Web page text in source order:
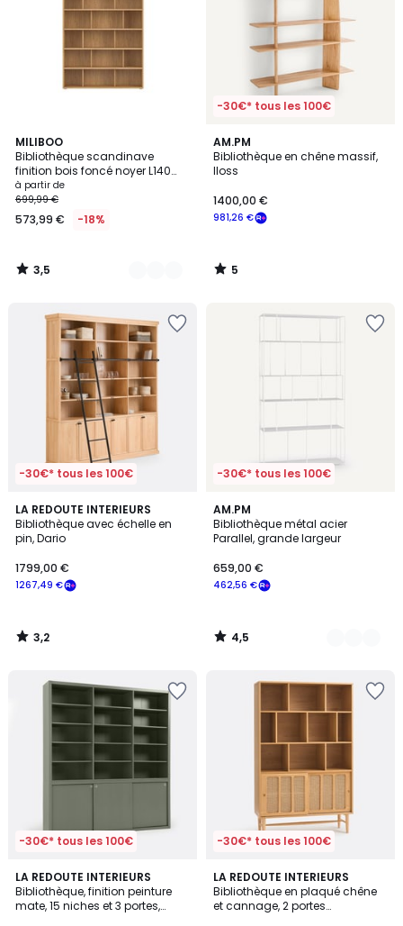
MILIBOO
Bibliothèque scandinave
finition bois foncé noyer L140
cm EPURE
à partir de
699,99 €
573,99 € -18%
3,5
/ 5
2
Couleurs
3,5
/
-30€* tous les 100€
AM.PM
Bibliothèque en chêne massif,
Iloss
981,26 €
1400,00 €
5
/
5
5
/
-30€* tous les 100€
LA REDOUTE INTERIEURS
Bibliothèque avec échelle en
pin, Dario
1267,49 €
1799,00 €
3,2
/ 5
3,2
/
-30€* tous les 100€
AM.PM
Bibliothèque métal acier
Parallel, grande largeur
462,56 €
659,00 €
4,5
/ 5
2
Couleurs
4,5
/
-30€* tous les 100€
LA REDOUTE INTERIEURS
Bibliothèque, finition peinture
mate, 15 niches et 3 portes,
2
Couleurs
-30€* tous les 100€
LA REDOUTE INTERIEURS
Bibliothèque en plaqué chêne
et cannage, 2 portes